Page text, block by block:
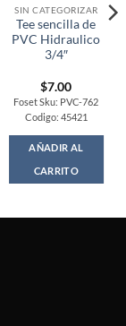
SIN CATEGORIZAR
Tee sencilla de
PVC Hidraulico
3/4″
$7.00
Foset Sku: PVC-762
Codigo: 45421
AÑADIR AL
CARRITO